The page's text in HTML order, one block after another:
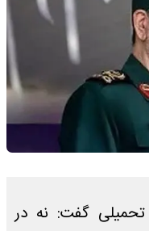
تحمیلی گفت: نه در